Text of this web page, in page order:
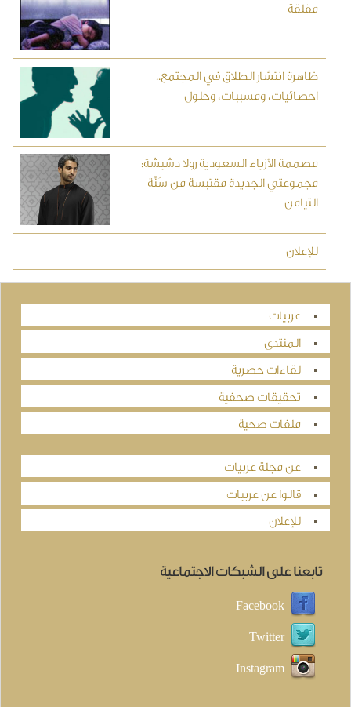
مقلقة
ظاهرة انتشار الطلاق في المجتمع..
احصائيات، ومسببات، وحلول
مصممة الأزياء السعودية رولا دشيشة:
مجموعتي الجديدة مقتبسة من سُنَّة
التيامن
للإعلان
عربيات
المنتدى
لقاءات حصرية
تحقيقات صحفية
ملفات صحية
عن مجلة عربيات
قالوا عن عربيات
للإعلان
تابعنا على الشبكات الاجتماعية
Facebook
Twitter
Instagram